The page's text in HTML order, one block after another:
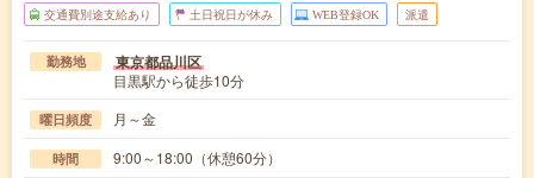
交通費別途支給あり 土日祝日が休み WEB登録OK 派遣
勤務地 東京都品川区
目黒駅から徒歩10分
曜日頻度 月～金
時間 9:00～18:00（休憩60分）